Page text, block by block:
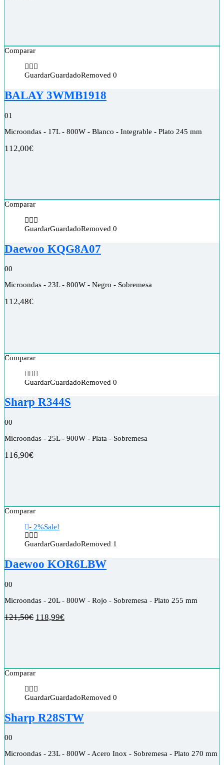
Comparar
GuardarGuardadoRemoved 0
BALAY 3WMB1918
01
Microondas - 17L - 800W - Blanco - Integrable - Plato 245 mm
112,00€
Comparar
GuardarGuardadoRemoved 0
Daewoo KQG8A07
00
Microondas - 23L - 800W - Negro - Sobremesa
112,48€
Comparar
GuardarGuardadoRemoved 0
Sharp R344S
00
Microondas - 25L - 900W - Plata - Sobremesa
116,90€
Comparar
- 2%Sale!
GuardarGuardadoRemoved 1
Daewoo KOR6LBW
00
Microondas - 20L - 800W - Rojo - Sobremesa - Plato 255 mm
121,50€ 118,99€
Comparar
GuardarGuardadoRemoved 0
Sharp R28STW
00
Microondas - 23L - 800W - Acero Inox - Sobremesa - Plato 270 mm